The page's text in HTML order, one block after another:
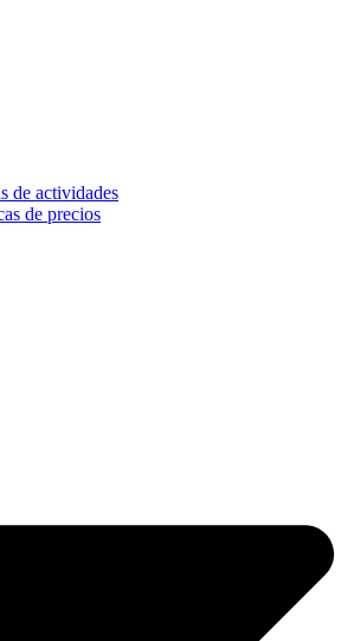
de actividades
de precios